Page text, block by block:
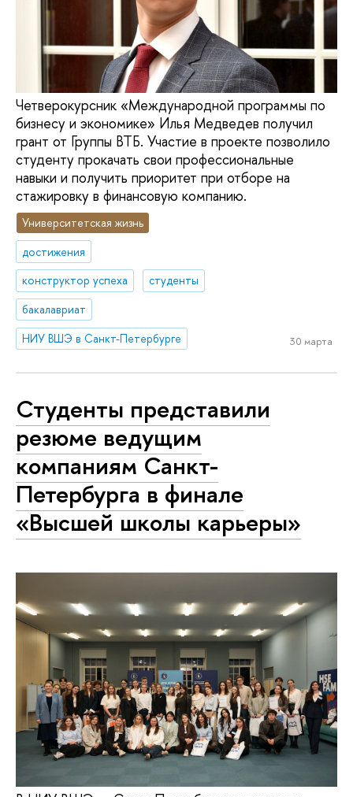
Четверокурсник «Международной программы по
бизнесу и экономике» Илья Медведев получил
грант от Группы ВТБ. Участие в проекте позволило
студенту прокачать свои профессиональные
навыки и получить приоритет при отборе на
стажировку в финансовую компанию.
Университетская жизнь
достижения
конструктор успеха
студенты
бакалавриат
НИУ ВШЭ в Санкт-Петербурге
30 марта
Студенты представили
резюме ведущим
компаниям Санкт-
Петербурга в финале
«Высшей школы карьеры»